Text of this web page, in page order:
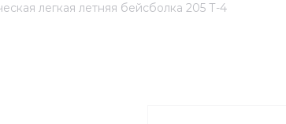
легкая летняя бейсболка 205 Т-4